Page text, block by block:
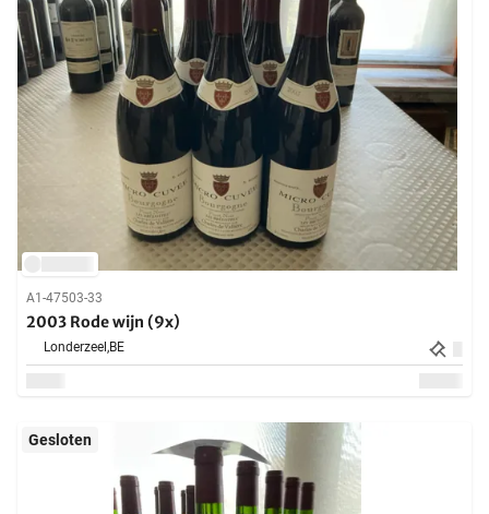
A1-47503-33
2003 Rode wijn (9x)
Londerzeel,BE
Gesloten